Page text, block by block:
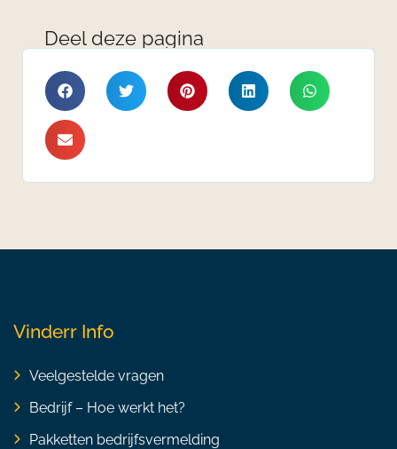
Deel deze pagina
Vinderr Info
Veelgestelde vragen
Bedrijf – Hoe werkt het?
Pakketten bedrijfsvermelding